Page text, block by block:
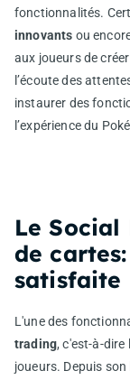
fonctionnalités.
innovants ou
aux joueurs de
l’écoute des
instaurer des
l’expérience du
Le Social
de
satisfaite
L'une des
trading, c'est-à-dire
joueurs. Depuis